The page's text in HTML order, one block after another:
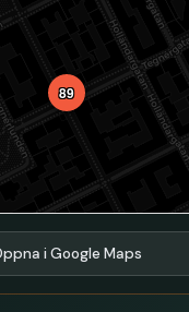
89
i Google Maps